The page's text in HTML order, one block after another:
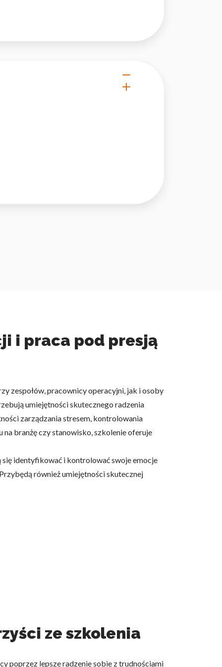
i praca pod presją
zespołów, pracownicy operacyjni, jak i osoby
umiejętności skutecznego radzenia
zarządzania stresem, kontrolowania
branżę czy stanowisko, szkolenie oferuje
się identyfikować i kontrolować swoje emocje
również umiejętności skutecznej
ze szkolenia
poprzez lepsze radzenie sobie z trudnościami
jest wyświetlanie
ciasteczek.